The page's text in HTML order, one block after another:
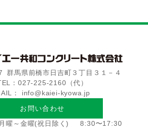
群馬県前橋市日吉町３丁目３１－４
：027-225-2160（代）
： info@kaiei-kyowa.jp
お問い合わせ
曜～金曜(祝日除く)
8:30〜17:30